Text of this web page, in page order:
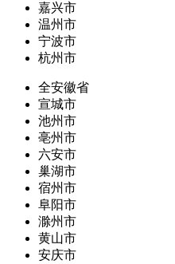
嘉兴市
温州市
宁波市
杭州市
全安徽省
宣城市
池州市
亳州市
六安市
巢湖市
宿州市
阜阳市
滁州市
黄山市
安庆市